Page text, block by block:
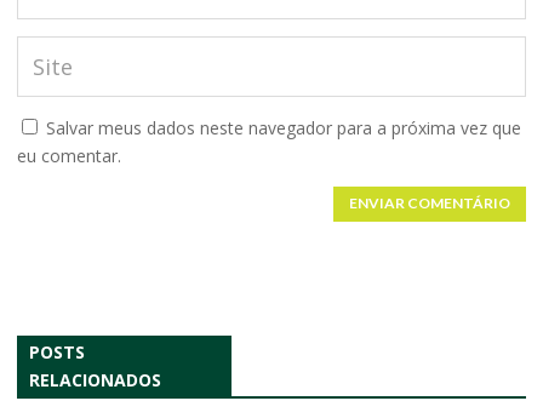
Salvar meus dados neste navegador para a próxima vez que
eu comentar.
ENVIAR COMENTÁRIO
POSTS
RELACIONADOS